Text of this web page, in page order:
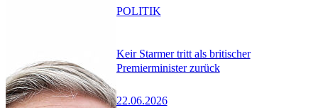
Keir Starmer tritt als britischer
Premierminister zurück
22.06.2026
POLITIK